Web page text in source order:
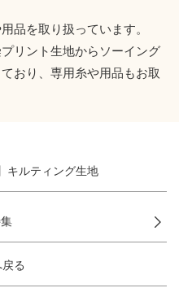
品を取り扱っています。
リント生地からソーイング
おり、専用糸や用品もお取
キルティング生地
る